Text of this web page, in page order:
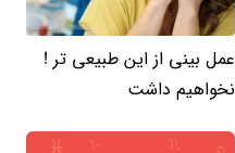
عمل بینی از این طبیعی تر !
نخواهیم داشت